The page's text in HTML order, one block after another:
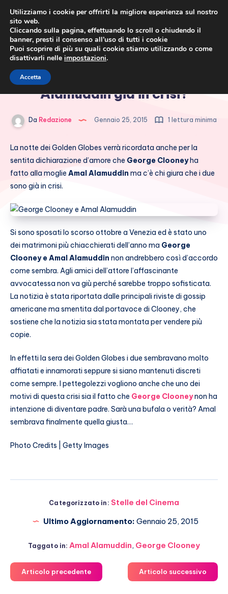
George Clooney e Amal
Alamuddin già in crisi?
Da Redazione Gennaio 25, 2015 1 lettura minima
La notte dei Golden Globes verrà ricordata anche per la
sentita dichiarazione d’amore che George Clooneyha
fatto alla moglie Amal Alamuddin ma c’è chi giura che i due
sono già in crisi.
Si sono sposati lo scorso ottobre a Venezia ed è stato uno
dei matrimoni più chiacchierati dell’anno ma George
Clooney e Amal Alamuddin non andrebbero così d’accordo
come sembra. Agli amici dell’attore l’affascinante
avvocatessa non va giù perché sarebbe troppo sofisticata.
La notizia è stata riportata dalle principali riviste di gossip
americane ma smentita dal portavoce di Clooney, che
sostiene che la notizia sia stata montata per vendere più
copie.
In effetti la sera dei Golden Globes i due sembravano molto
affiatati e innamorati seppure si siano mantenuti discreti
come sempre. I pettegolezzi vogliono anche che uno dei
motivi di questa crisi sia il fatto che George Clooneynon ha
intenzione di diventare padre. Sarà una bufala o verità? Amal
sembrava finalmente quella giusta…
Photo Credits | Getty Images
Categorizzato in: Stelle del Cinema
Ultimo Aggiornamento: Gennaio 25, 2015
Taggato in: Amal Alamuddin, George Clooney
Articolo precedente Articolo successivo
Utilizziamo i cookie per offrirti la migliore esperienza sul nostro
sito web.
Cliccando sulla pagina, effettuando lo scroll o chiudendo il
banner, presti il consenso all’uso di tutti i cookie
Puoi scoprire di più su quali cookie stiamo utilizzando o come
disattivarli nelle impostazioni.
Accetta